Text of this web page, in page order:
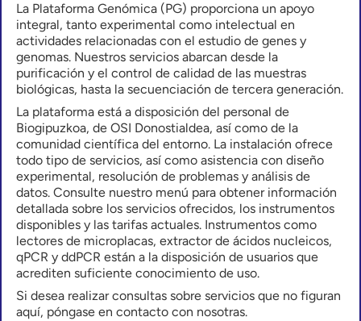
La Plataforma Genómica (PG) proporciona un apoyo
integral, tanto experimental como intelectual en
actividades relacionadas con el estudio de genes y
genomas. Nuestros servicios abarcan desde la
purificación y el control de calidad de las muestras
biológicas, hasta la secuenciación de tercera generación.
La plataforma está a disposición del personal de
Biogipuzkoa, de OSI Donostialdea, así como de la
comunidad científica del entorno. La instalación ofrece
todo tipo de servicios, así como asistencia con diseño
experimental, resolución de problemas y análisis de
datos. Consulte nuestro menú para obtener información
detallada sobre los servicios ofrecidos, los instrumentos
disponibles y las tarifas actuales. Instrumentos como
lectores de microplacas, extractor de ácidos nucleicos,
qPCR y ddPCR están a la disposición de usuarios que
acrediten suficiente conocimiento de uso.
Si desea realizar consultas sobre servicios que no figuran
aquí, póngase en contacto con nosotras.